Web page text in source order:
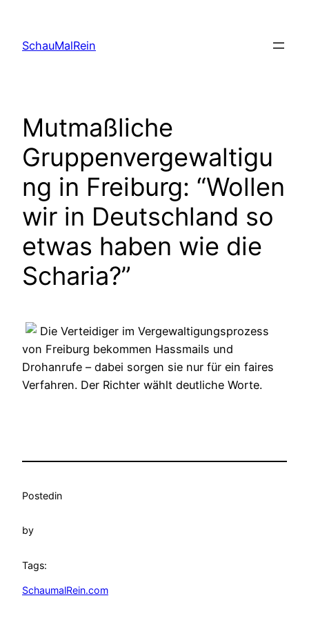
content
SchauMalRein
Mutmaßliche
Gruppenvergewaltigu
ng in Freiburg: “Wollen
wir in Deutschland so
etwas haben wie die
Scharia?”
Die Verteidiger im Vergewaltigungsprozess
von Freiburg bekommen Hassmails und
Drohanrufe – dabei sorgen sie nur für ein faires
Verfahren. Der Richter wählt deutliche Worte.
Postedin
by
Tags:
SchaumalRein.com